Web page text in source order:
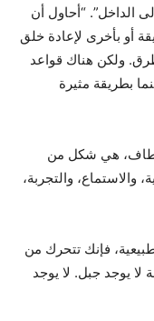
الداخل”. “أحاول أن
أو بأخرى لإعادة خلق
ولكن هناك قواعد
بطريقة مثيرة
هي شكل من
والاستماع، والتجربة،
فإنك تتحرك من
يوجد جبل. لا يوجد